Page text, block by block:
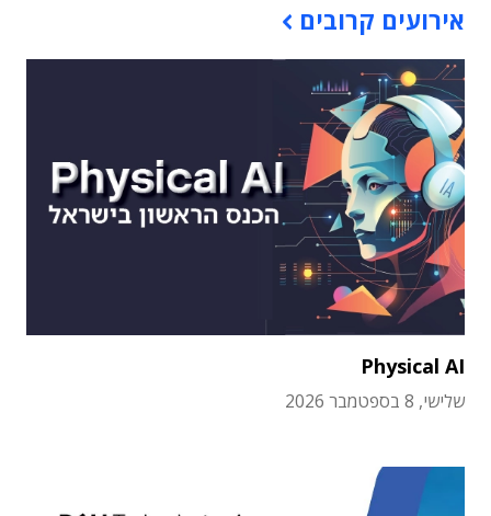
אירועים קרובים
Physical AI
שלישי, 8 בספטמבר 2026